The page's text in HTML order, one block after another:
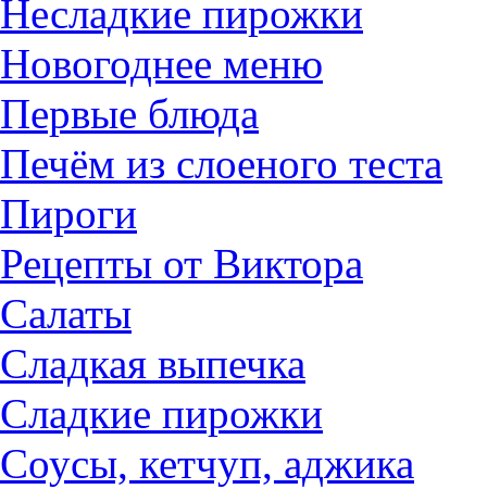
Несладкие пирожки
Новогоднее меню
Первые блюда
Печём из слоеного теста
Пироги
Рецепты от Виктора
Салаты
Сладкая выпечка
Сладкие пирожки
Соусы, кетчуп, аджика